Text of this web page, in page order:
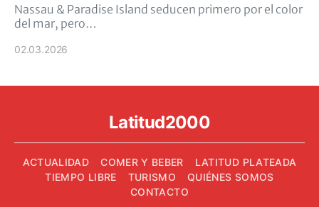
Nassau & Paradise Island seducen primero por el color
del mar, pero…
02.03.2026
Latitud2000
ACTUALIDAD COMER Y BEBER
LATITUD PLATEADA
TIEMPO LIBRE
TURISMO
QUIÉNES SOMOS
CONTACTO